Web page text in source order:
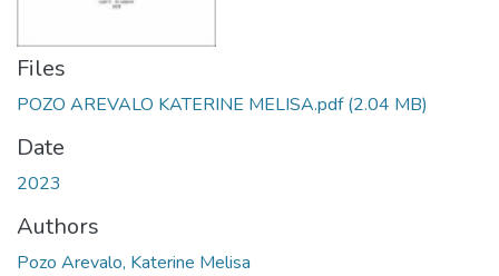
Files
POZO AREVALO KATERINE MELISA.pdf(2.04 MB)
Date
2023
Authors
Pozo Arevalo, Katerine Melisa